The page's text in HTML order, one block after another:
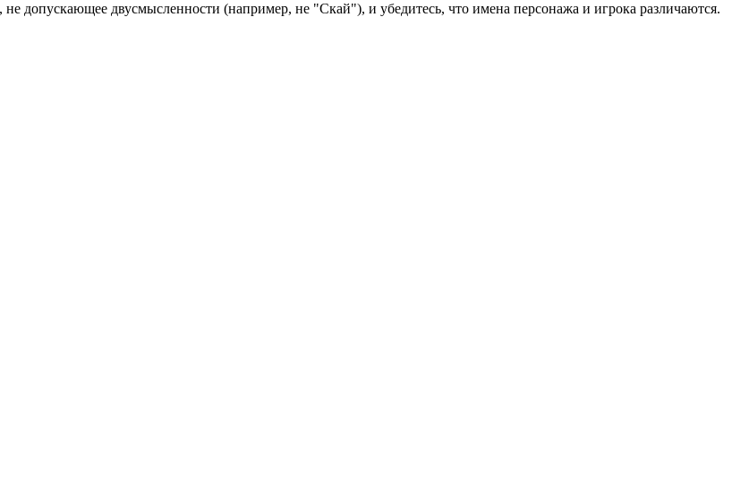
допускающее двусмысленности (например, не "Скай"), и убедитесь, что имена персонажа и игрока различаются.